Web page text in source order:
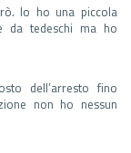
Io ho una piccola
da tedeschi ma ho
dell’arresto fino
non ho nessun